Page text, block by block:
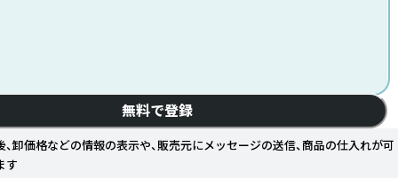
無料で登録
、卸価格などの情報の表示や、販売元にメッセージの送信、商品の仕入れが可
す